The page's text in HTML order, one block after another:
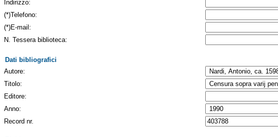
Indirizzo:
(*)Telefono:
(*)E-mail:
N. Tessera biblioteca:
Dati bibliografici
Autore:
Titolo:
Editore:
Anno:
Record nr.